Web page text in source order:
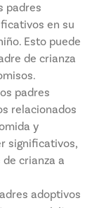
padres
en su
Esto puede
de crianza
padres
relacionados
y
significativos,
crianza a
adoptivos